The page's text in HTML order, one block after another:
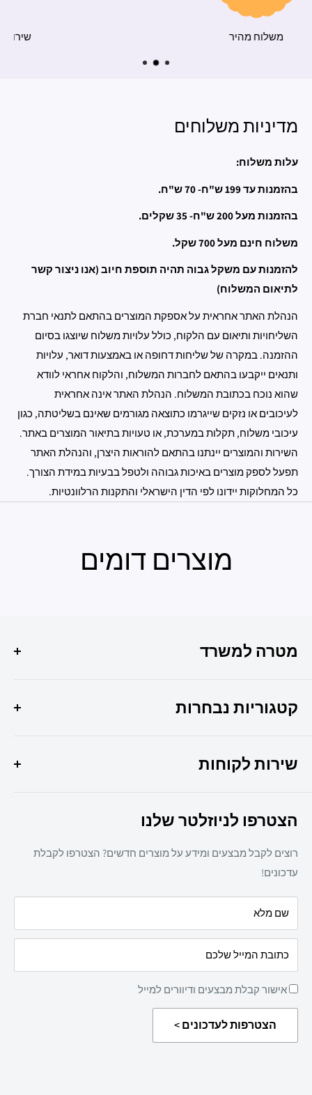
מדיניות משלוחים
עלות משלוח:
בהזמנות עד 199 ש"ח- 70 ש"ח.
בהזמנות מעל 200 ש"ח- 35 שקלים.
משלוח חינם מעל 700 שקל.
להזמנות עם משקל גבוה תהיה תוספת חיוב (אנו ניצור קשר
לתיאום המשלוח)
הנהלת האתר אחראית על אספקת המוצרים בהתאם לתנאי חברת
השליחויות ותיאום עם הלקוח, כולל עלויות משלוח שיוצגו בסיום
ההזמנה. במקרה של שליחות דחופה או באמצעות דואר, עלויות
ותנאים ייקבעו בהתאם לחברות המשלוח, והלקוח אחראי לוודא
שהוא נוכח בכתובת המשלוח. הנהלת האתר אינה אחראית
לעיכובים או נזקים שייגרמו כתוצאה מגורמים שאינם בשליטתה, כגון
עיכובי משלוח, תקלות במערכת, או טעויות בתיאור המוצרים באתר.
השירות והמוצרים יינתנו בהתאם להוראות היצרן, והנהלת האתר
תפעל לספק מוצרים באיכות גבוהה ולטפל בבעיות במידת הצורך.
כל המחלוקות יידונו לפי הדין הישראלי והתקנות הרלוונטיות.
מוצרים דומים
מטרה למשרד
ומקצועיות במקום אחד !
037307308
קטגוריות נבחרות
ציוד משרדי
חד פעמי
מזון
מאמרים
שירות לקוחות
תקנון אתר
מדיניות פרטיות
מדיניות החזרת מוצרים
הצטרפו לניוזלטר שלנו
רוצים לקבל מבצעים ומידע על מוצרים חדשים? הצטרפו לקבלת
עדכונים!
שם מלא
כתובת המייל שלכם
אישור קבלת מבצעים ודיוורים למייל
הצטרפות לעדכונים >